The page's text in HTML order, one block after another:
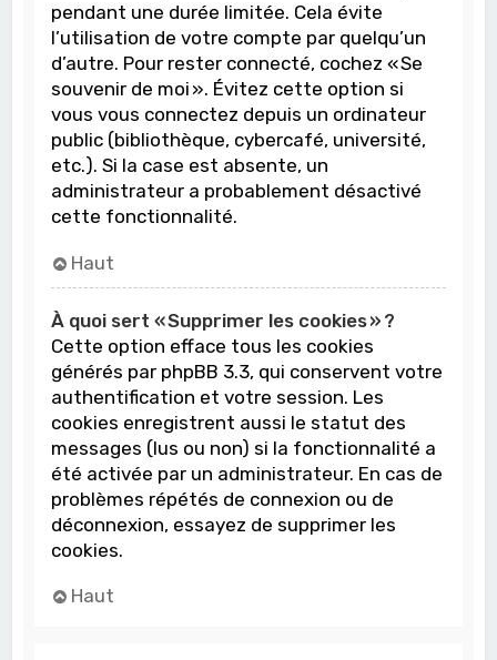
pendant une durée limitée. Cela évite
l’utilisation de votre compte par quelqu’un
d’autre. Pour rester connecté, cochez « Se
souvenir de moi ». Évitez cette option si
vous vous connectez depuis un ordinateur
public (bibliothèque, cybercafé, université,
etc.). Si la case est absente, un
administrateur a probablement désactivé
cette fonctionnalité.
Haut
À quoi sert « Supprimer les cookies » ?
Cette option efface tous les cookies
générés par phpBB 3.3, qui conservent votre
authentification et votre session. Les
cookies enregistrent aussi le statut des
messages (lus ou non) si la fonctionnalité a
été activée par un administrateur. En cas de
problèmes répétés de connexion ou de
déconnexion, essayez de supprimer les
cookies.
Haut